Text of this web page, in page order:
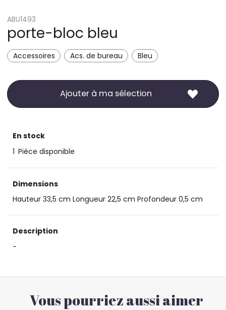
ABU1493
porte-bloc bleu
Accessoires Acs. de bureau Bleu
Ajouter à ma sélection
En stock
1 Pièce disponible
Dimensions
Hauteur 33,5 cm Longueur 22,5 cm Profondeur 0,5 cm
Description
-
Vous pourriez aussi aimer